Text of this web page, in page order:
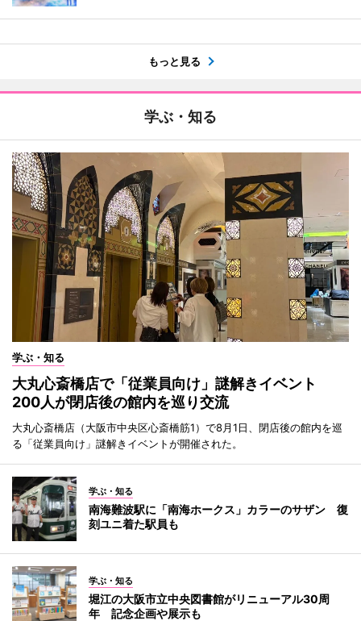
もっと見る
学ぶ・知る
学ぶ・知る
大丸心斎橋店で「従業員向け」謎解きイベント
200人が閉店後の館内を巡り交流
大丸心斎橋店（大阪市中央区心斎橋筋1）で8月1日、閉店後の館内を巡
る「従業員向け」謎解きイベントが開催された。
学ぶ・知る
南海難波駅に「南海ホークス」カラーのサザン 復
刻ユニ着た駅員も
学ぶ・知る
堀江の大阪市立中央図書館がリニューアル30周
年 記念企画や展示も